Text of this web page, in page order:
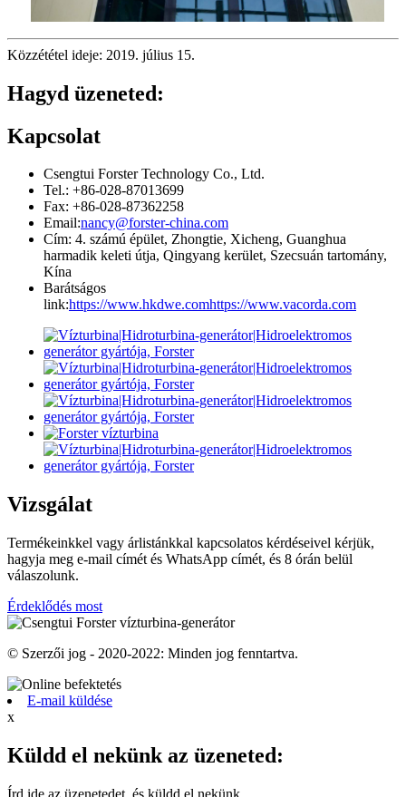
Közzététel ideje: 2019. július 15.
Hagyd üzeneted:
Kapcsolat
Csengtui Forster Technology Co., Ltd.
Tel.: +86-028-87013699
Fax: +86-028-87362258
Email:nancy@forster-china.com
Cím: 4. számú épület, Zhongtie, Xicheng, Guanghua
harmadik keleti útja, Qingyang kerület, Szecsuán tartomány,
Kína
Barátságos
link:https://www.hkdwe.comhttps://www.vacorda.com
Vizsgálat
Termékeinkkel vagy árlistánkkal kapcsolatos kérdéseivel kérjük,
hagyja meg e-mail címét és WhatsApp címét, és 8 órán belül
válaszolunk.
Érdeklődés most
© Szerzői jog - 2020-2022: Minden jog fenntartva.
E-mail küldése
x
Küldd el nekünk az üzeneted:
Írd ide az üzenetedet, és küldd el nekünk